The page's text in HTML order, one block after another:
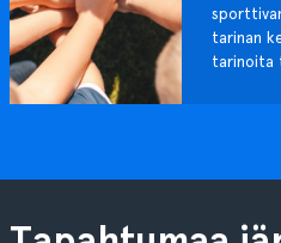
tarinan
tarinoita